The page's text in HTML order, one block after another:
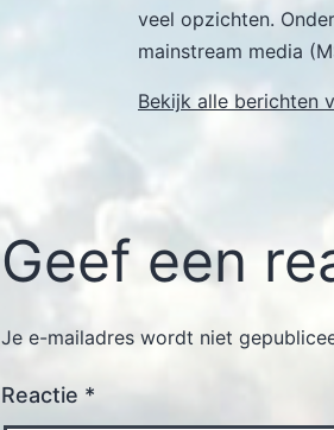
veel opzichten.
mainstream media
Bekijk alle berichten
Geef een
Je e-mailadres wordt niet
Reactie *